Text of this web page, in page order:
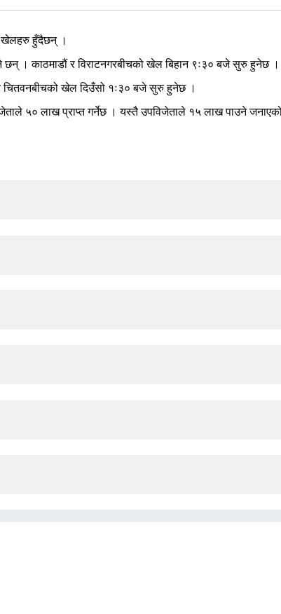
खेलहरु हुँदैछन् ।
छन् । काठमाडौं र विराटनगरबीचको खेल बिहान ९ः३० बजे सुरु हुनेछ ।
र चितवनबीचको खेल दिउँसो १ः३० बजे सुरु हुनेछ ।
५० लाख प्राप्त गर्नेछ । यस्तै उपविजेताले १५ लाख पाउने